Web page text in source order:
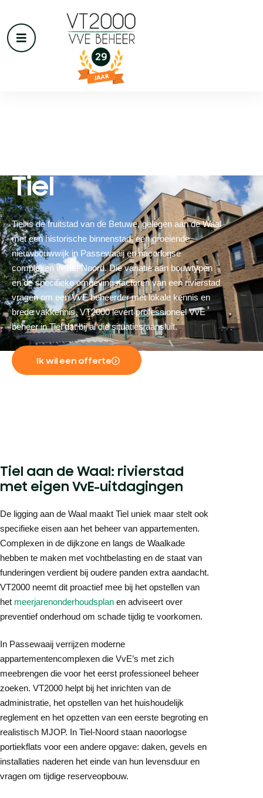
Tiel
Tiel is de fruitstad van de Betuwe, gelegen aan de Waal
met een historische binnenstad, een groeiende
nieuwbouwwijk in Passewaaij en naoorlogse
complexen in Tiel-Noord. Die variatie aan bouwtypen
en de specifieke omgevingsfactoren van een rivierstad
vragen om een VvE beheerder met lokale kennis en
brede vakkennis. VT2000 levert professioneel VvE
beheer in Tiel dat bij al die situaties aansluit.
Ik wil een offerte
Tiel aan de Waal: rivierstad
met eigen VvE-uitdagingen
De ligging aan de Waal maakt Tiel uniek maar stelt ook
specifieke eisen aan het beheer van appartementen.
Complexen in de dijkzone en langs de Waalkade
hebben te maken met vochtbelasting en de staat van
funderingen verdient bij oudere panden extra aandacht.
VT2000 neemt dit proactief mee bij het opstellen van
het meerjarenonderhoudsplan en adviseert over
preventief onderhoud om schade tijdig te voorkomen.
In Passewaaij verrijzen moderne
appartementencomplexen die VvE’s met zich
meebrengen die voor het eerst professioneel beheer
zoeken. VT2000 helpt bij het inrichten van de
administratie, het opstellen van het huishoudelijk
reglement en het opzetten van een eerste begroting en
realistisch MJOP. In Tiel-Noord staan naoorlogse
portiekflats voor een andere opgave: daken, gevels en
installaties naderen het einde van hun levensduur en
vragen om tijdige reserveopbouw.